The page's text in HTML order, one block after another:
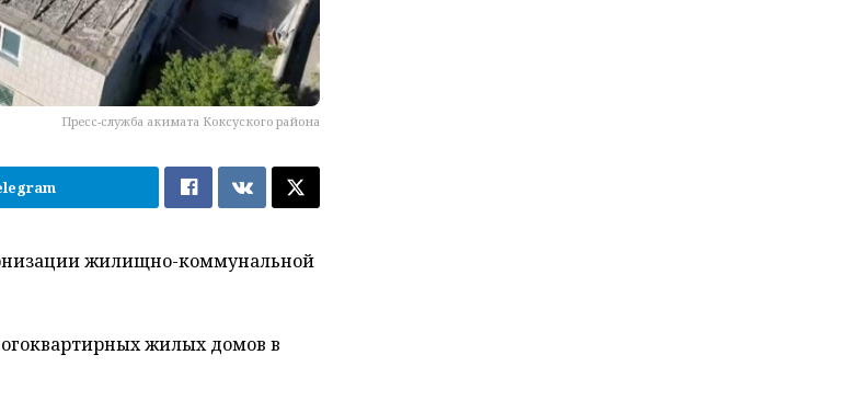
Пресс-служба акимата Коксуского района
жилищно-коммунальной
жилых домов в